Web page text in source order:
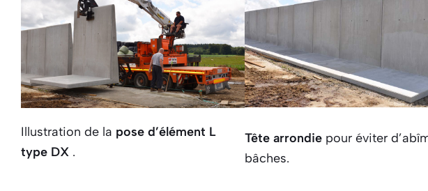
Illustration de la pose d’élément L
type DX .
Tête arrondie pour éviter
bâches.